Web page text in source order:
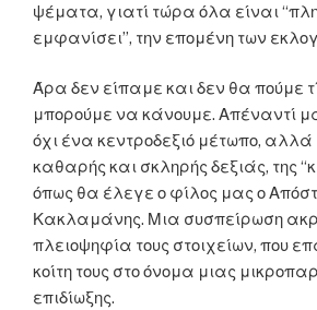
ψέματα, γιατί τώρα όλα είναι
εμφανίσει”, την επομένη των
Άρα δεν είπαμε και δεν θα πούμε
μπορούμε να κάνουμε. Απέναντί
όχι ένα κεντροδεξιό μέτωπο, αλλά
καθαρής και σκληρής δεξιάς, της
όπως θα έλεγε ο φίλος μας ο
Κακλαμάνης. Μια συσπείρωση
πλειοψηφία τους στοιχείων, που
κοίτη τους στο όνομα μιας
επιδίωξης.